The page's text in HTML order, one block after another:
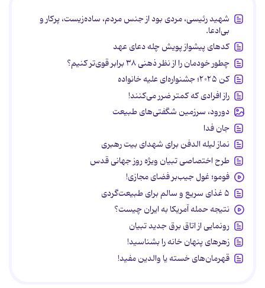
شهید رئیسی، مردی بود از جنس مردم، ساده‌زیست، پرکار و
بی‌ادعا.
کدهای پیشواز پویش چله دعای عهد
چطور خودمان را از نظر ذهنی ۳۸ برابر قوی‌تر کنیم؟
کن ۲۰۲۵؛ جشنواره‌ای علیه خانواده
راز افرادی که کمتر ضرر می‌کنند!
دورود، سرزمین شگفتی‌های طبیعت
جان فدا
نماز لیله الدفن برای شهدای بیت رهبری
طرح اختصاصی تبیان ویژه روز جهانی قدس
فومو؛ غول جیب‌بر فضای مجازی!
۵ غذای سریع و سالم برای طبیعت‌گردی
نتیجه حمله آمریکا به ایران چیست؟
رونمایی از اتاق برق جدید تبیان
زهرهای پنهان خانه را بشناسید!
قهرمان‌های خسته یا والدین مفید!